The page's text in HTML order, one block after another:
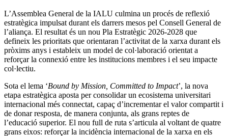
L’Assemblea General de la IALU culmina un procés de reflexió
estratègica impulsat durant els darrers mesos pel Consell General de
l’aliança. El resultat és un nou Pla Estratègic 2026-2028 que
defineix les prioritats que orientaran l’activitat de la xarxa durant els
pròxims anys i estableix un model de col·laboració orientat a
reforçar la connexió entre les institucions membres i el seu impacte
col·lectiu.
Sota el lema ‘Bound by Mission, Committed to Impact’, la nova
etapa estratègica aposta per consolidar un ecosistema universitari
internacional més connectat, capaç d’incrementar el valor compartit i
de donar resposta, de manera conjunta, als grans reptes de
l’educació superior. El nou full de ruta s’articula al voltant de quatre
grans eixos: reforçar la incidència internacional de la xarxa en els